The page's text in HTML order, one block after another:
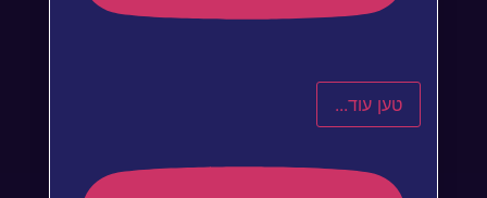
טען עוד...